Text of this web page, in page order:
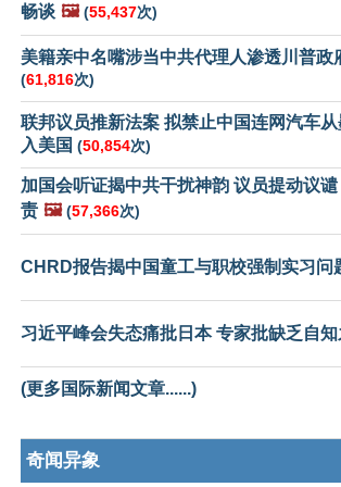
畅谈 🖼️ (55,437次)
美籍亲中名嘴涉当中共代理人渗透川普政
(61,816次)
联邦议员推新法案 拟禁止中国连网汽车
入美国 (50,854次)
加国会听证揭中共干扰神韵 议员提动议谴
责 🖼️ (57,366次)
CHRD报告揭中国童工与职校强制实习问
习近平峰会失态痛批日本 专家批缺乏自知
(更多国际新闻文章......)
奇闻异象